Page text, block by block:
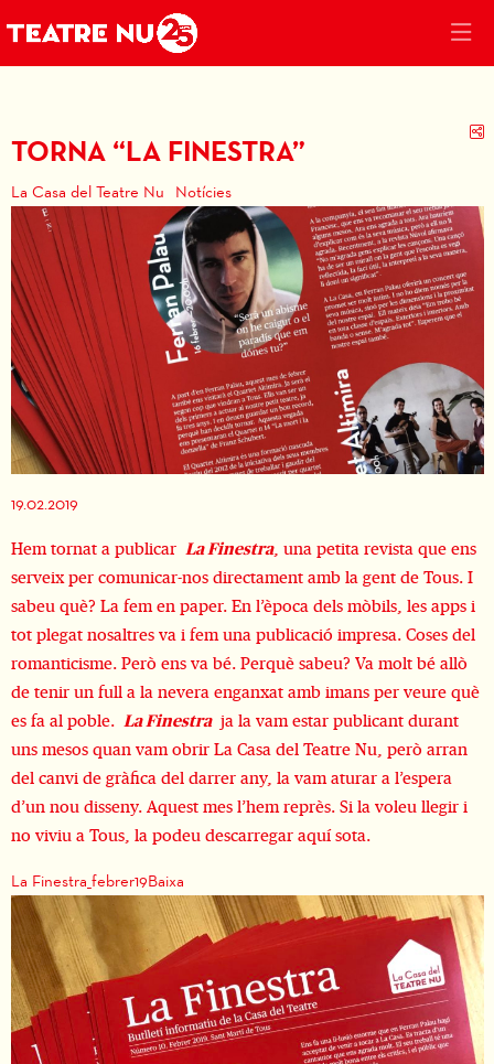
TORNA “LA FINESTRA”
La Casa del Teatre Nu Notícies
19.02.2019
Hem tornat a publicar La Finestra, una petita revista que ens
serveix per comunicar-nos directament amb la gent de Tous. I
sabeu què? La fem en paper. En l’època dels mòbils, les apps i
tot plegat nosaltres va i fem una publicació impresa. Coses del
romanticisme. Però ens va bé. Perquè sabeu? Va molt bé allò
de tenir un full a la nevera enganxat amb imans per veure què
es fa al poble. La Finestraja la vam estar publicant durant
uns mesos quan vam obrir La Casa del Teatre Nu, però arran
del canvi de gràfica del darrer any, la vam aturar a l’espera
d’un nou disseny. Aquest mes l’hem reprès. Si la voleu llegir i
no viviu a Tous, la podeu descarregar aquí sota.
La Finestra_febrer19Baixa